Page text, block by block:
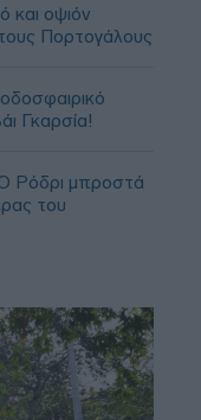
και οψιόν
Πορτογάλους
Γκαρσία!
Ρόδρι μπροστά
του